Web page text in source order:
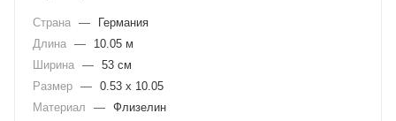
Страна —
Германия
Длина —
10.05 м
Ширина — 53 см
Размер — 0.53 x 10.05
Материал
— Флизелин